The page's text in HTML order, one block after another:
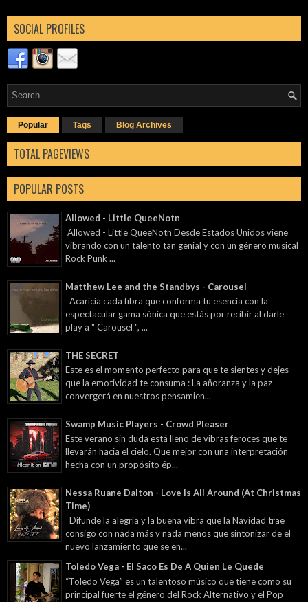
SOCIAL PROFILES
Popular Tags Blog Archives
TOTAL PAGEVIEWS
POPULAR POSTS
Allowed - Little QueeNotn
Allowed - Little QueeNotn Desde Estados Unidos viene
vibrando con un talento tan genial y con un género musical
Rock Punk ...
Matthew Lee and the Standbys - Carousel
Acaricia cada fibra que conforma tu esencia con la
espectacular gama sónica que estás por recibir al darle
play a " Carousel ", ...
THE SECRET
Este es el momento perfecto para que te sientes y dejes
que la emotividad te consuma : La añoranza y la paz
convergerá en nuestros pensamien...
Swamp Music Players - Crowd Pleaser
Este verano sin duda está lleno de vibras feroces que te
llevarán hacia el cielo. Que mejor con una interpretación
hecha con un propósito ép...
Nessa Ruane Dalton - Love Is All Around (At Christmas
Time)
Difunde la alegría y la buena vibra que la Navidad trae
consigo con nada más y nada menos que sintonizar de el
nuevo lanzamiento que se en...
Toledo Vega - El Saco Es De A Quien Le Quede
“Toledo Vega” es un talentoso músico que tiene como su
principal fuerte el género del Rock Alternativo y el Pop